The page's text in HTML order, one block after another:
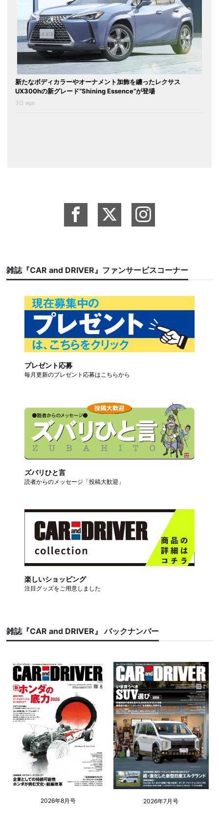
新たなボディカラーやオーナメント加飾を纏ったレクサス
UX300hの新グレード“Shining Essence”が登場
3日 ago
雑誌『CAR and DRIVER』ファンサービスコーナー
プレゼント応募
毎月更新のプレゼント応募はこちらから
ズバリひと言
読者からのメッセージ「投稿大歓迎」
楽しいショッピング
注目グッズをご用意しました
雑誌『CAR and DRIVER』 バックナンバー
2026年8月号 2026年7月号